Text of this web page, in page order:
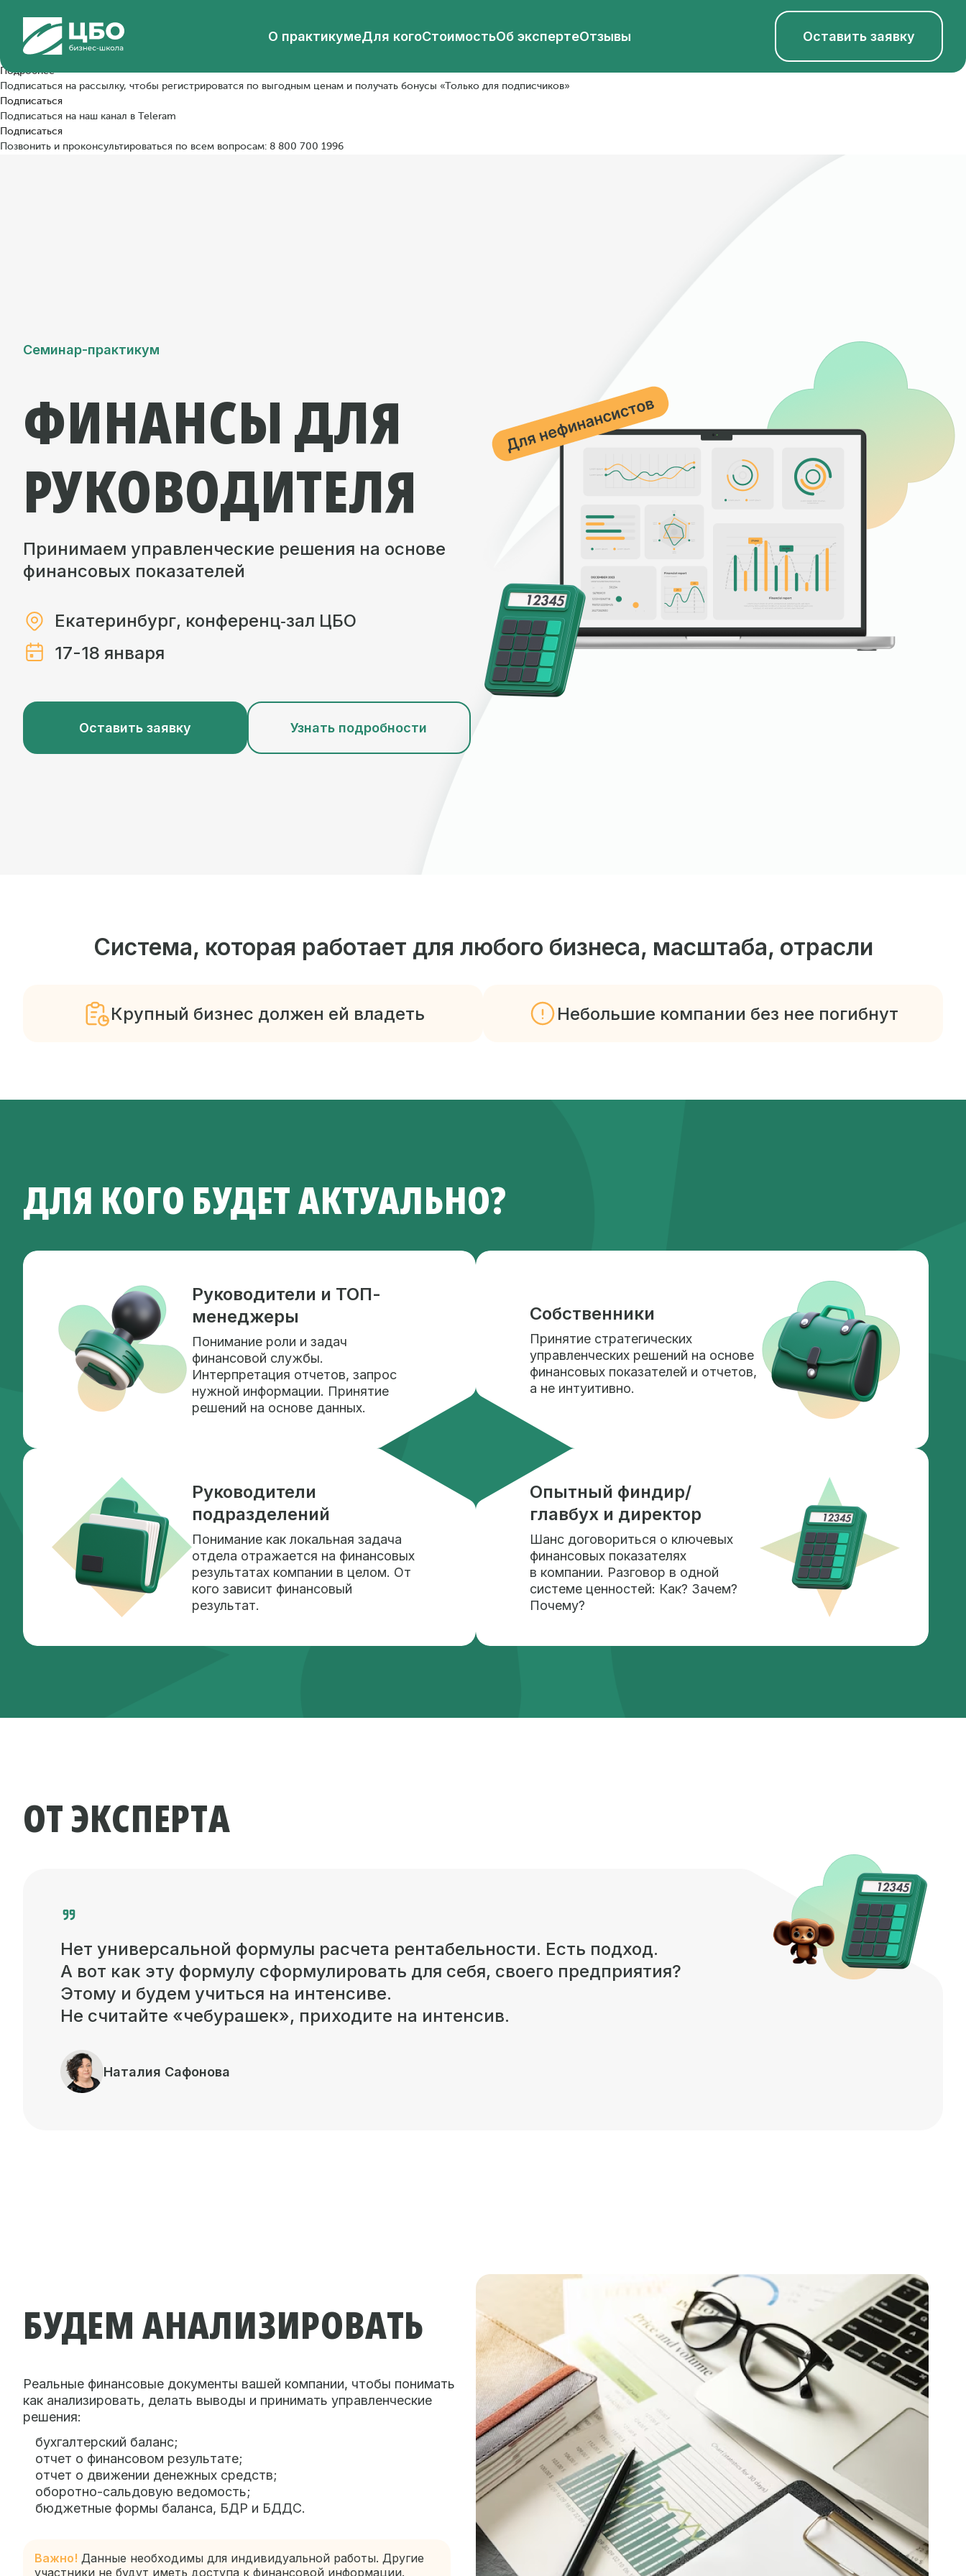
Мы уже провели эту программу
Даты следующего проведения уточняются. Уже сейчас можно:
Заказать в корпоративном формате
Подробнее
Подписаться на рассылку, чтобы регистрироватся по выгодным ценам и получать бонусы «Только для подписчиков»
Подписаться
Подписаться на наш канал в Teleram
Подписаться
Позвонить и проконсультироваться по всем вопросам: 8 800 700 1996
О практикумеДля когоСтоимостьОб экспертеОтзывы Оставить заявку
Семинар-практикум
ФИНАНСЫ ДЛЯ
РУКОВОДИТЕЛЯ
Принимаем управленческие решения на основе
финансовых показателей
Екатеринбург, конференц‑зал ЦБО
17-18 января
Оставить заявку Узнать подробности
Система, которая работает для любого бизнеса, масштаба, отрасли
Крупный бизнес должен ей владеть Небольшие компании без нее погибнут
ДЛЯ КОГО БУДЕТ АКТУАЛЬНО?
Руководители и ТОП-
менеджеры
Понимание роли и задач
финансовой службы.
Интерпретация отчетов, запрос
нужной информации. Принятие
решений на основе данных.
Собственники
Принятие стратегических
управленческих решений на основе
финансовых показателей и отчетов,
а не интуитивно.
Руководители
подразделений
Понимание как локальная задача
отдела отражается на финансовых
результатах компании в целом. От
кого зависит финансовый
результат.
Опытный финдир/
главбух и директор
Шанс договориться о ключевых
финансовых показателях
в компании. Разговор в одной
системе ценностей: Как? Зачем?
Почему?
ОТ ЭКСПЕРТА
Нет универсальной формулы расчета рентабельности. Есть подход.
А вот как эту формулу сформулировать для себя, своего предприятия?
Этому и будем учиться на интенсиве.
Не считайте «чебурашек», приходите на интенсив.
Наталия Сафонова
БУДЕМ АНАЛИЗИРОВАТЬ
Реальные финансовые документы вашей компании, чтобы понимать
как анализировать, делать выводы и принимать управленческие
решения:
бухгалтерский баланс;
отчет о финансовом результате;
отчет о движении денежных средств;
оборотно-сальдовую ведомость;
бюджетные формы баланса, БДР и БДДС.
Важно! Данные необходимы для индивидуальной работы. Другие
участники не будут иметь доступа к финансовой информации.